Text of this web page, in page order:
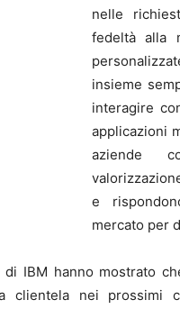
nelle
fedeltà alla
insieme
interagire
applicazioni
aziende
e
mercato per
IBM hanno mostrato
clientela nei prossimi